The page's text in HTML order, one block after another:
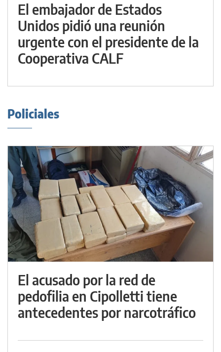
El embajador de Estados
Unidos pidió una reunión
urgente con el presidente de la
Cooperativa CALF
Policiales
El acusado por la red de
pedofilia en Cipolletti tiene
antecedentes por narcotráfico